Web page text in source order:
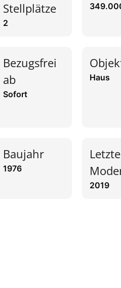
Stellplätze
2
Bezugsfrei
ab
Sofort
Haus
Baujahr
1976
Letzte
2019